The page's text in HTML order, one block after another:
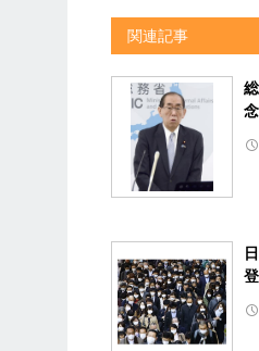
関連記事